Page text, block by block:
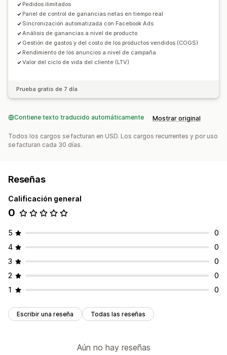
Pedidos ilimitados
Panel de control de ganancias netas en tiempo real
Sincronización automatizada con Facebook Ads
Análisis de ganancias a nivel de producto
Gestión de gastos y del costo de los productos vendidos (COGS)
Rendimiento de los anuncios a nivel de campaña
Valor del ciclo de vida del cliente (LTV)
Prueba gratis de 7 día
Contiene texto traducido automáticamente Mostrar original
Todos los cargos se facturan en USD. Los cargos recurrentes y por uso
se facturan cada 30 días.
Reseñas
Calificación general
0
5
0
4
0
3
0
2
0
1
0
Escribir una reseña Todas las reseñas
Aún no hay reseñas